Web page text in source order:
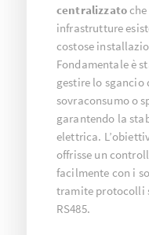
centralizzatoche
infrastrutture
costose
Fondamentale è
gestire lo sgancio
sovraconsumo o
garantendo la
elettrica.
offrisse un
facilmente con i
tramite protocolli
RS485.